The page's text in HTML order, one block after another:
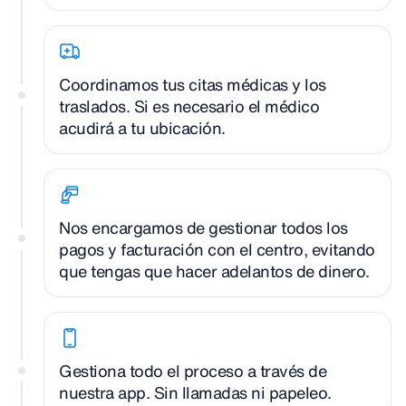
Coordinamos tus citas médicas y los
traslados. Si es necesario el médico
acudirá a tu ubicación.
Nos encargamos de gestionar todos los
pagos y facturación con el centro, evitando
que tengas que hacer adelantos de dinero.
Gestiona todo el proceso a través de
nuestra app. Sin llamadas ni papeleo.